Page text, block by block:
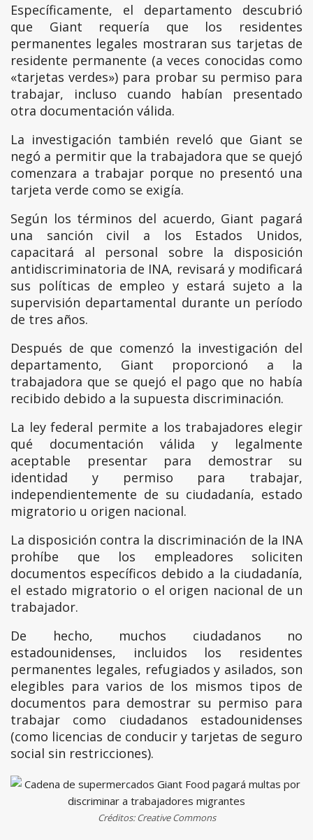
Específicamente, el departamento descubrió
que Giant requería que los residentes
permanentes legales mostraran sus tarjetas de
residente permanente (a veces conocidas como
«tarjetas verdes») para probar su permiso para
trabajar, incluso cuando habían presentado
otra documentación válida.
La investigación también reveló que Giant se
negó a permitir que la trabajadora que se quejó
comenzara a trabajar porque no presentó una
tarjeta verde como se exigía.
Según los términos del acuerdo, Giant pagará
una sanción civil a los Estados Unidos,
capacitará al personal sobre la disposición
antidiscriminatoria de INA, revisará y modificará
sus políticas de empleo y estará sujeto a la
supervisión departamental durante un período
de tres años.
Después de que comenzó la investigación del
departamento, Giant proporcionó a la
trabajadora que se quejó el pago que no había
recibido debido a la supuesta discriminación.
La ley federal permite a los trabajadores elegir
qué documentación válida y legalmente
aceptable presentar para demostrar su
identidad y permiso para trabajar,
independientemente de su ciudadanía, estado
migratorio u origen nacional.
La disposición contra la discriminación de la INA
prohíbe que los empleadores soliciten
documentos específicos debido a la ciudadanía,
el estado migratorio o el origen nacional de un
trabajador.
De hecho, muchos ciudadanos no
estadounidenses, incluidos los residentes
permanentes legales, refugiados y asilados, son
elegibles para varios de los mismos tipos de
documentos para demostrar su permiso para
trabajar como ciudadanos estadounidenses
(como licencias de conducir y tarjetas de seguro
social sin restricciones).
Créditos: Creative Commons